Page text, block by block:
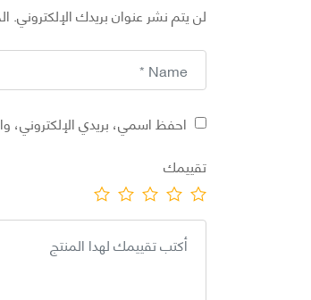
لن يتم نشر عنوان بريدك الإلكتروني.
احفظ اسمي، بريدي الإلكتروني،
تقييمك